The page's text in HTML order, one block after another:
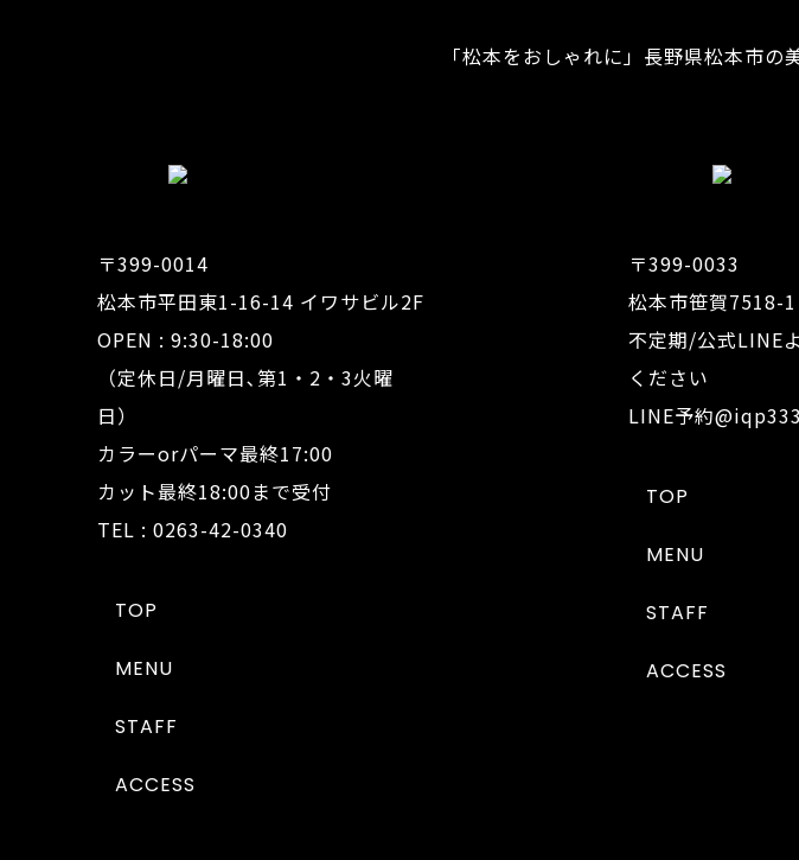
「松本をおしゃれに」 長野県松本市の
〒399-0014
松本市平田東1-16-14 イワサビル2F
OPEN : 9:30-18:00
（定休日/月曜日､第1・2・3火曜
日）
カラーorパーマ最終17:00
カット最終18:00まで受付
TEL : 0263-42-0340
TOP
MENU
STAFF
ACCESS
〒399-0033
松本市笹賀7518-1
不定期/公式LINE
ください
LINE予約
TOP
MENU
STAFF
ACCESS